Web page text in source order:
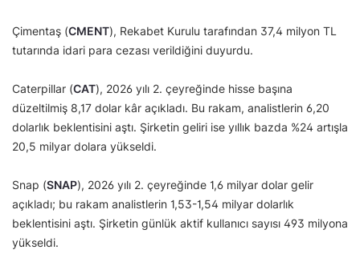
Çimentaş (CMENT), Rekabet Kurulu tarafından 37,4 milyon TL
tutarında idari para cezası verildiğini duyurdu.
Caterpillar (CAT), 2026 yılı 2. çeyreğinde hisse başına
düzeltilmiş 8,17 dolar kâr açıkladı. Bu rakam, analistlerin 6,20
dolarlık beklentisini aştı. Şirketin geliri ise yıllık bazda %24 artışla
20,5 milyar dolara yükseldi.
Snap (SNAP), 2026 yılı 2. çeyreğinde 1,6 milyar dolar gelir
açıkladı; bu rakam analistlerin 1,53-1,54 milyar dolarlık
beklentisini aştı. Şirketin günlük aktif kullanıcı sayısı 493 milyona
yükseldi.